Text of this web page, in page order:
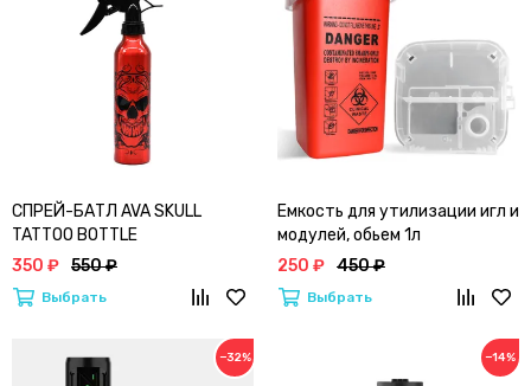
СПРЕЙ-БАТЛ AVA SKULL
TATTOO BOTTLE
АЛЮМИНИЕВЫЙ
350 ₽ 550 ₽
Выбрать
Емкость для утилизации игл и
модулей, обьем 1л
250 ₽ 450 ₽
Выбрать
−32% −14%